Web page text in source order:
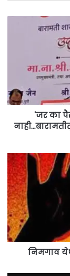
काय
खरं
नाही...बारामतीतून
'अजितदादां'चा
भर
सभेत
सज्जड
इशारा
'जर का
निमगाव
येथे
भांडणातून
तरुणावर
चाकूने
वार
निमगाव